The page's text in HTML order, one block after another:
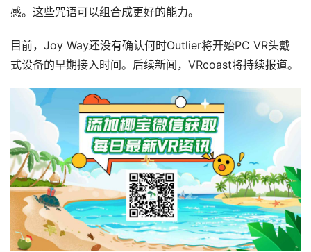
观
资
源
V
R
论
坛
社
区
感。这些咒语可以组合成更好的能力。
目前，Joy Way还没有确认何时Outlier将开始PC VR头戴
式设备的早期接入时间。后续新闻，VRcoast将持续报道。